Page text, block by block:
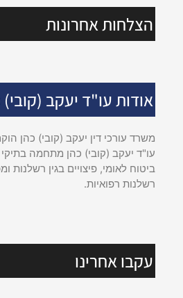
הצלחות אחרונות
אודות עו"ד יעקב (קובי)
משרד עורכי דין יעקב (קובי) כהן הוקם
עו"ד יעקב (קובי) כהן מתחמה בתיקי
ביטוח לאומי, פיצויים בגין רשלנות
רשלנות רפואיות.
עקבו אחרינו